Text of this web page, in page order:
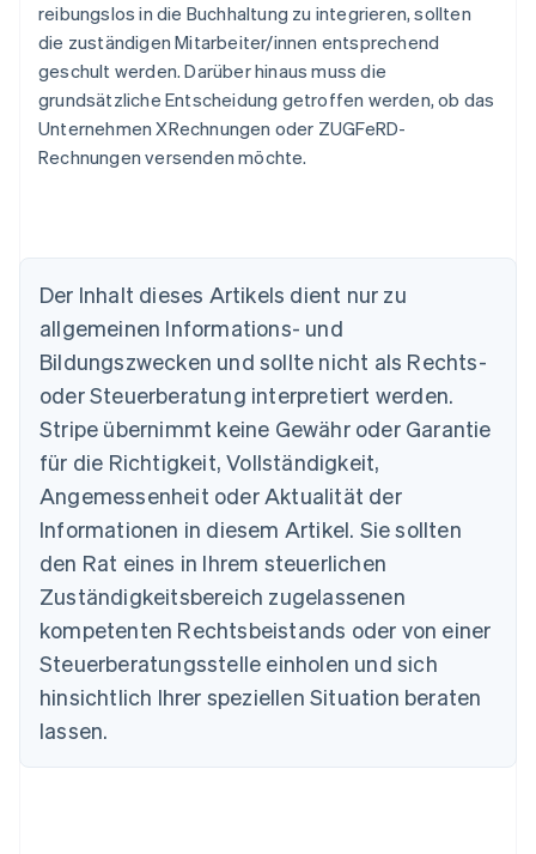
reibungslos in die Buchhaltung zu integrieren, sollten
die zuständigen Mitarbeiter/innen entsprechend
geschult werden. Darüber hinaus muss die
grundsätzliche Entscheidung getroffen werden, ob das
Unternehmen XRechnungen oder ZUGFeRD-
Rechnungen versenden möchte.
Der Inhalt dieses Artikels dient nur zu
allgemeinen Informations- und
Bildungszwecken und sollte nicht als Rechts-
oder Steuerberatung interpretiert werden.
Stripe übernimmt keine Gewähr oder Garantie
für die Richtigkeit, Vollständigkeit,
Angemessenheit oder Aktualität der
Informationen in diesem Artikel. Sie sollten
den Rat eines in Ihrem steuerlichen
Zuständigkeitsbereich zugelassenen
kompetenten Rechtsbeistands oder von einer
Steuerberatungsstelle einholen und sich
hinsichtlich Ihrer speziellen Situation beraten
lassen.
English
Belgien
Nederlands Français Deutsch English
Brasilien
PortuguêsEnglish
Bulgarien
Dänemark
English
Deutschland
Deutsch English
Estland
English
Festlandchina
简体中文 English
Finnland
EnglishSvenska
Frankreich
Français